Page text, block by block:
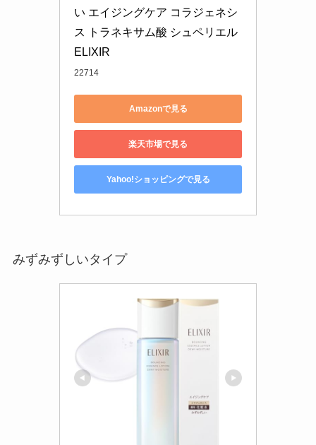
い エイジングケア コラジェネシ
ス トラネキサム酸 シュペリエル
ELIXIR
22714
Amazonで見る
楽天市場で見る
Yahoo!ショッピングで見る
みずみずしいタイプ